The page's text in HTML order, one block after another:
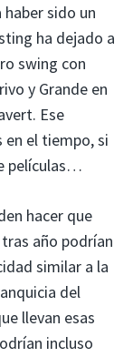
haber sido un
ha dejado a
swing con
y Grande en
Ese
el tiempo, si
películas…
hacer que
año podrían
similar a la
del
llevan esas
incluso